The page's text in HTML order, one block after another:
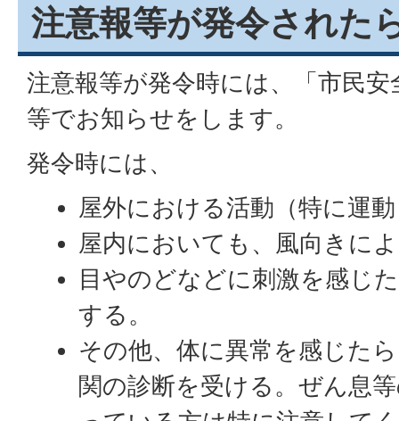
注意報等が発令された
注意報等が発令時には、「市民
等でお知らせをします。
発令時には、
屋外における活動（特に運
屋内においても、風向きに
目やのどなどに刺激を感じ
する。
その他、体に異常を感じた
関の診断を受ける。ぜん息